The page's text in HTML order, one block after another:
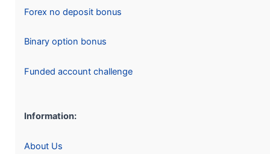
Forex no deposit bonus
Binary option bonus
Funded account challenge
Information:
About Us